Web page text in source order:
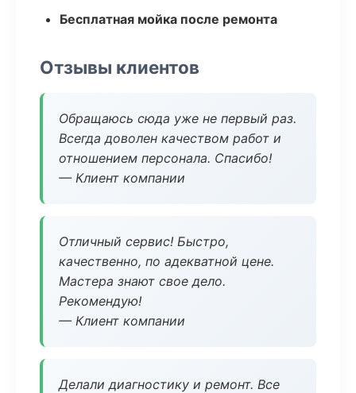
Бесплатная мойка после ремонта
Отзывы клиентов
Обращаюсь сюда уже не первый раз.
Всегда доволен качеством работ и
отношением персонала. Спасибо!
— Клиент компании
Отличный сервис! Быстро,
качественно, по адекватной цене.
Мастера знают свое дело.
Рекомендую!
— Клиент компании
Делали диагностику и ремонт. Все